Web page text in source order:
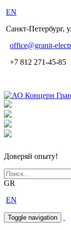
EN
Санкт-Петербург,
office@granit-
+7 812 271-45-85
Доверяй опыту!
GR
EN
Toggle navigation